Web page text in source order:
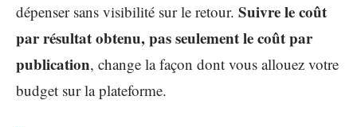
dépenser sans visibilité sur le retour. Suivre le coût
par résultat obtenu, pas seulement le coût par
publication, change la façon dont vous allouez votre
budget sur la plateforme.